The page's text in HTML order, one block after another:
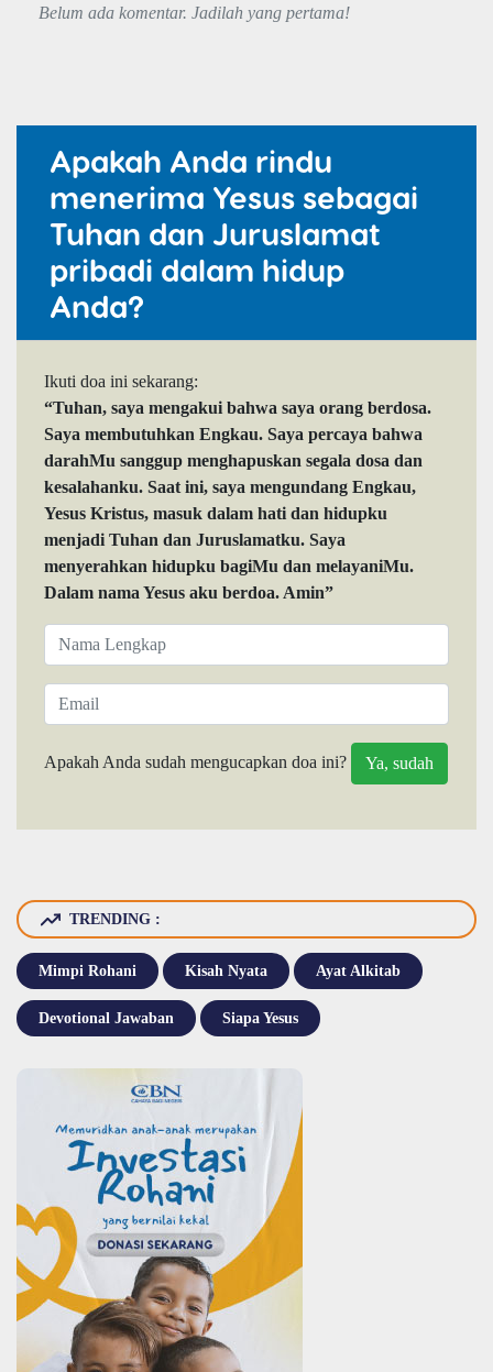
Belum ada komentar. Jadilah yang pertama!
Apakah Anda rindu
menerima Yesus sebagai
Tuhan dan Juruslamat
pribadi dalam hidup
Anda?
Ikuti doa ini sekarang:
“Tuhan, saya mengakui bahwa saya orang berdosa.
Saya membutuhkan Engkau. Saya percaya bahwa
darahMu sanggup menghapuskan segala dosa dan
kesalahanku. Saat ini, saya mengundang Engkau,
Yesus Kristus, masuk dalam hati dan hidupku
menjadi Tuhan dan Juruslamatku. Saya
menyerahkan hidupku bagiMu dan melayaniMu.
Dalam nama Yesus aku berdoa. Amin”
Apakah Anda sudah mengucapkan doa ini?
TRENDING :
Mimpi Rohani Kisah Nyata Ayat Alkitab
Devotional Jawaban Siapa Yesus